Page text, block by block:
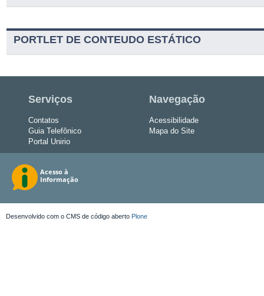
PORTLET DE CONTEUDO ESTÁTICO
Serviços
Contatos
Guia Telefônico
Portal Unirio
Navegação
Acessibilidade
Mapa do Site
Desenvolvido com o CMS de código aberto Plone